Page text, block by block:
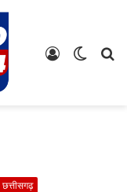
Switch
Log
छत्तीसगढ़